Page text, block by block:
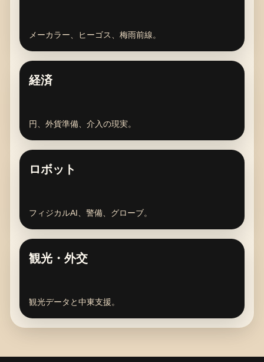
メーカラー、ヒーゴス、梅雨前線。
経済
円、外貨準備、介入の現実。
ロボット
フィジカルAI、警備、グローブ。
観光・外交
観光データと中東支援。